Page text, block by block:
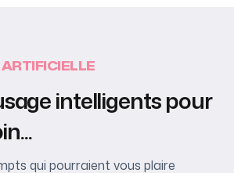
ARTIFICIELLE
intelligents pour
qui pourraient vous plaire